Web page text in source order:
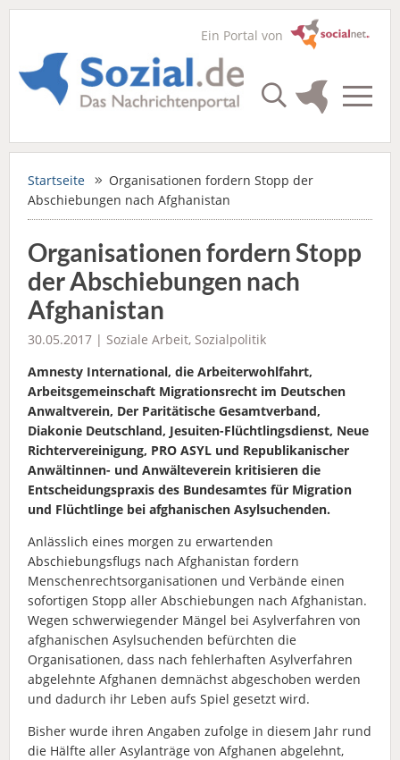
Ein Portal von
Startseite
Organisationen fordern Stopp der
Abschiebungen nach Afghanistan
Organisationen fordern Stopp
der Abschiebungen nach
Afghanistan
30.05.2017 | Soziale Arbeit, Sozialpolitik
Amnesty International, die Arbeiterwohlfahrt,
Arbeitsgemeinschaft Migrationsrecht im Deutschen
Anwaltverein, Der Paritätische Gesamtverband,
Diakonie Deutschland, Jesuiten-Flüchtlingsdienst, Neue
Richtervereinigung, PRO ASYL und Republikanischer
Anwältinnen- und Anwälteverein kritisieren die
Entscheidungspraxis des Bundesamtes für Migration
und Flüchtlinge bei afghanischen Asylsuchenden.
Anlässlich eines morgen zu erwartenden
Abschiebungsflugs nach Afghanistan fordern
Menschenrechtsorganisationen und Verbände einen
sofortigen Stopp aller Abschiebungen nach Afghanistan.
Wegen schwerwiegender Mängel bei Asylverfahren von
afghanischen Asylsuchenden befürchten die
Organisationen, dass nach fehlerhaften Asyl­ver­fahren
abgelehnte Afghanen demnächst abgeschoben werden
und dadurch ihr Leben aufs Spiel gesetzt wird.
Bisher wurde ihren Angaben zufolge in diesem Jahr rund
die Hälfte aller Asylanträge von Afghanen abgelehnt,